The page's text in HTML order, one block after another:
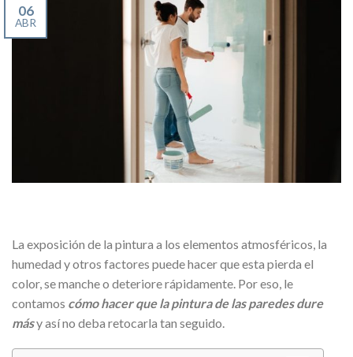
06
ABR
La exposición de la pintura a los elementos atmosféricos, la
humedad y otros factores puede hacer que esta pierda el
color, se manche o deteriore rápidamente. Por eso, le
contamos cómo hacer que la pintura de las paredes dure
másy así no deba retocarla tan seguido.